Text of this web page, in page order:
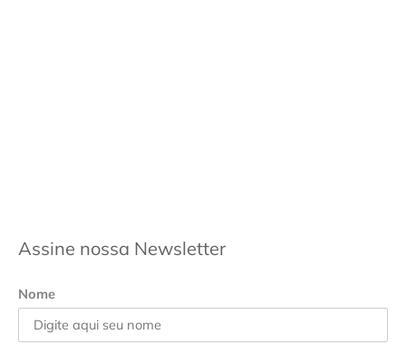
Assine nossa Newsletter
Nome